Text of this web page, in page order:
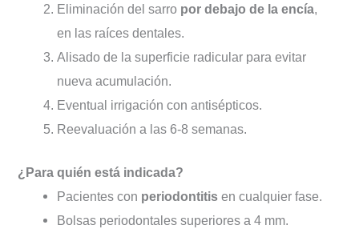
Eliminación del sarro por debajo de la encía,
en las raíces dentales.
Alisado de la superficie radicular para evitar
nueva acumulación.
Eventual irrigación con antisépticos.
Reevaluación a las 6-8 semanas.
¿Para quién está indicada?
Pacientes con periodontitisen cualquier fase.
Bolsas periodontales superiores a 4 mm.